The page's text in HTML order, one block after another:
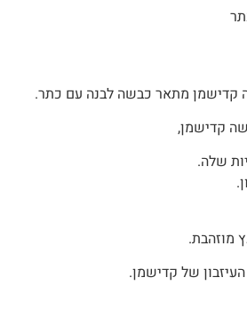
קדישמן מתאר כבשה לבנה עם כתר.
קדישמן,
שלה.
מוזהבת.
של קדישמן.